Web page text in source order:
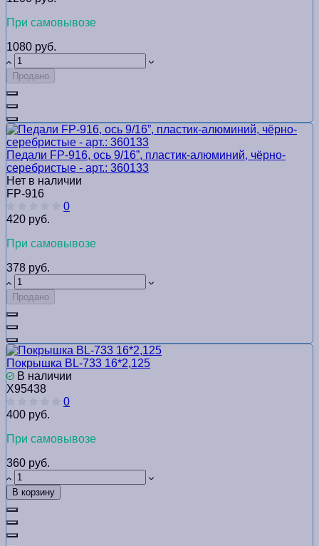
При самовывозе
1080 руб.
Продано
Педали FP-916, ось 9/16”, пластик-алюминий, чёрно-
серебристые - арт.: 360133
Нет в наличии
FP-916
0
420 руб.
При самовывозе
378 руб.
Продано
Покрышка BL-733 16*2,125
В наличии
Х95438
0
400 руб.
При самовывозе
360 руб.
В корзину